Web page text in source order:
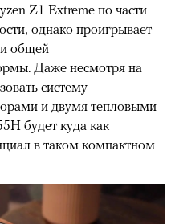
Z1 Extreme по части
однако проигрывает
общей
Даже несмотря на
систему
и двумя тепловыми
будет куда как
в таком компактном